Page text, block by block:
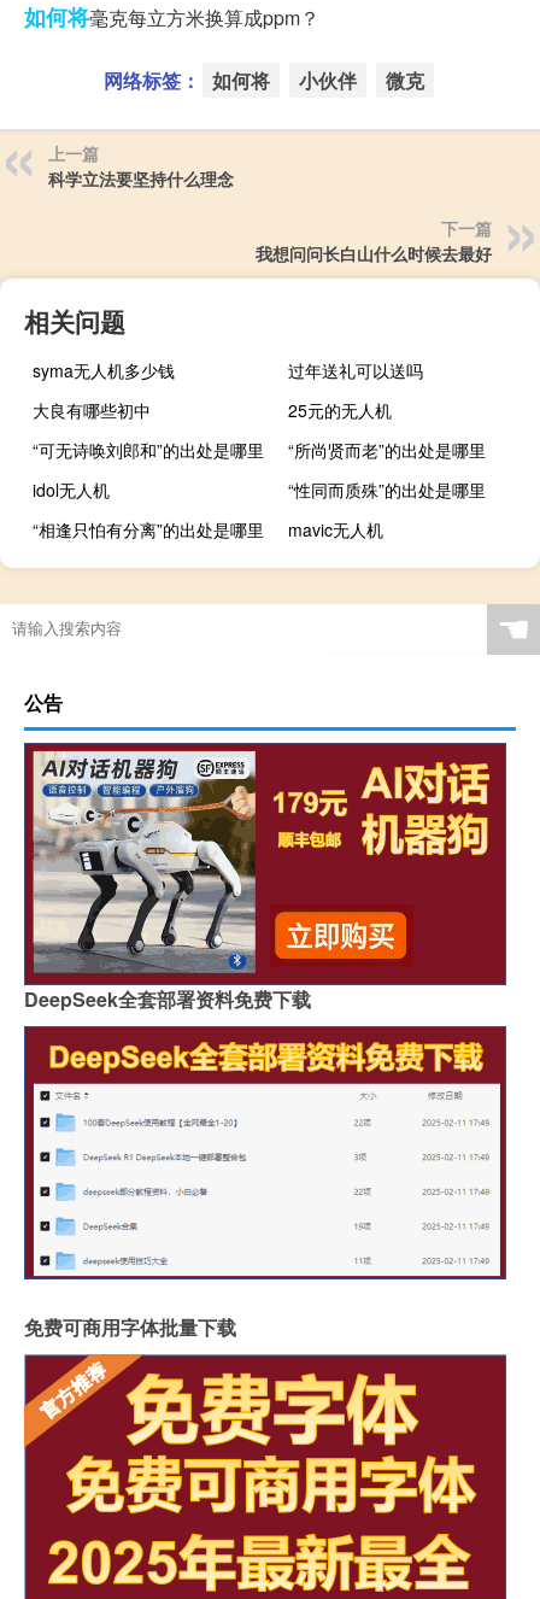
如何将毫克每立方米换算成ppm？
网络标签： 如何将 小伙伴 微克
上一篇
科学立法要坚持什么理念
下一篇
我想问问长白山什么时候去最好
相关问题
syma无人机多少钱
过年送礼可以送吗
大良有哪些初中
25元的无人机
“可无诗唤刘郎和”的出处是哪里
“所尚贤而老”的出处是哪里
idol无人机
“性同而质殊”的出处是哪里
“相逢只怕有分离”的出处是哪里
mavic无人机
☚
公告
DeepSeek全套部署资料免费下载
免费可商用字体批量下载